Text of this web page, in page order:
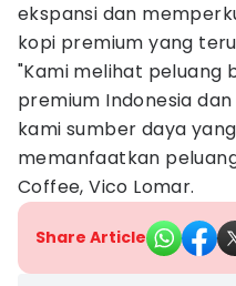
ekspansi dan
kopi premium yang
"Kami melihat peluang
premium Indonesia
kami sumber daya
memanfaatkan
Coffee, Vico Lomar.
Share Article